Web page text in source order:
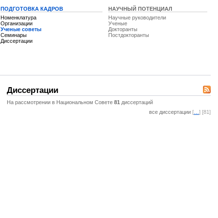
ПОДГОТОВКА КАДРОВ
Номенклатура
Организации
Ученые советы
Семинары
Диссертации
НАУЧНЫЙ ПОТЕНЦИАЛ
Научные руководители
Ученые
Докторанты
Постдокторанты
Диссертации
На рассмотрении в Национальном Совете 81 диссертаций
все диссертации [ ] [81]